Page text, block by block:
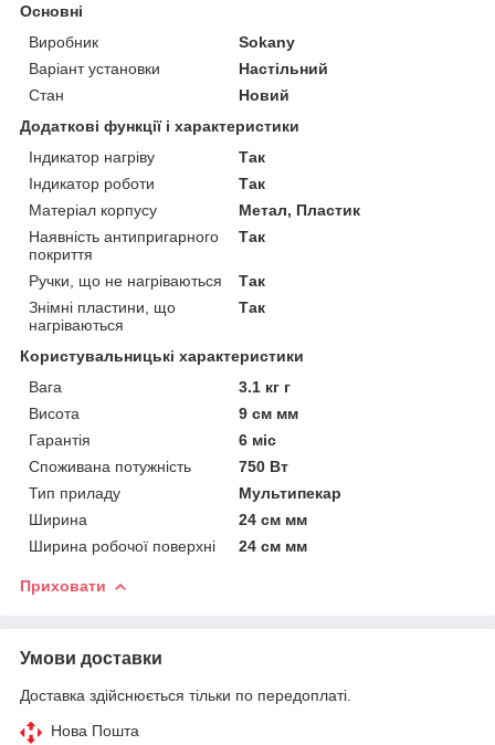
Основні
Виробник
Sokany
Варіант установки
Настільний
Стан
Новий
Додаткові функції і характеристики
Індикатор нагріву
Так
Індикатор роботи
Так
Матеріал корпусу
Метал, Пластик
Наявність антипригарного
покриття
Так
Ручки, що не нагріваються
Так
Знімні пластини, що
нагріваються
Так
Користувальницькі характеристики
Вага
3.1 кг г
Висота
9 см мм
Гарантія
6 міс
Споживана потужність
750 Вт
Тип приладу
Мультипекар
Ширина
24 см мм
Ширина робочої поверхні
24 см мм
Приховати
Умови доставки
Доставка здійснюється тільки по передоплаті.
Нова Пошта